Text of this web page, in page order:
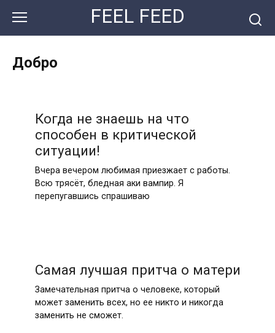
контенту
FEEL FEED
Добро
Когда не знаешь на что
способен в критической
ситуации!
Вчера вечером любимая приезжает с работы.
Всю трясёт, бледная аки вампир. Я
перепугавшись спрашиваю
Самая лучшая притча о матери
Замечательная притча о человеке, который
может заменить всех, но ее никто и никогда
заменить не сможет.